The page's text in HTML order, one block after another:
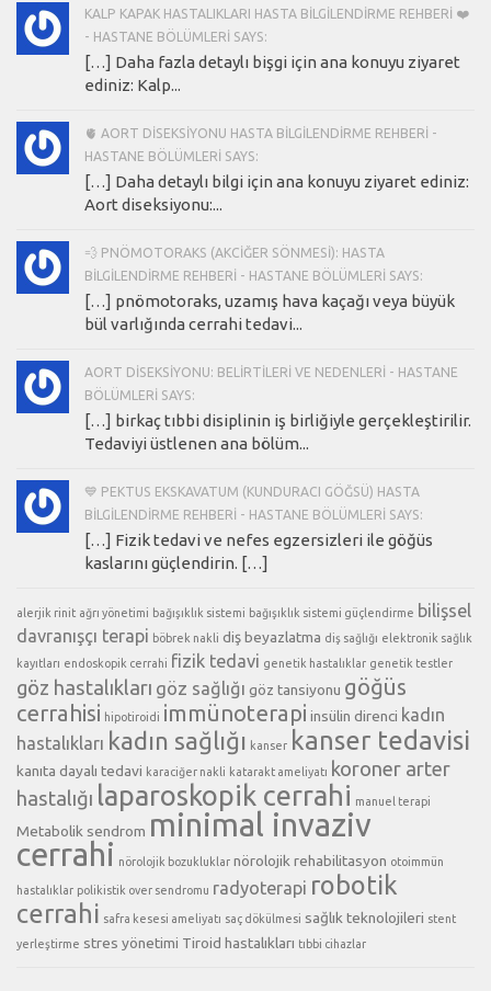
KALP KAPAK HASTALIKLARI HASTA BILGILENDIRME REHBERI ❤️
- HASTANE BÖLÜMLERI SAYS:
[…] Daha fazla detaylı bişgi için ana konuyu ziyaret
ediniz: Kalp...
🫀 AORT DISEKSIYONU HASTA BILGILENDIRME REHBERI -
HASTANE BÖLÜMLERI SAYS:
[…] Daha detaylı bilgi için ana konuyu ziyaret ediniz:
Aort diseksiyonu:...
💨 PNÖMOTORAKS (AKCIĞER SÖNMESI): HASTA
BILGILENDIRME REHBERI - HASTANE BÖLÜMLERI SAYS:
[…] pnömotoraks, uzamış hava kaçağı veya büyük
bül varlığında cerrahi tedavi...
AORT DISEKSIYONU: BELIRTILERI VE NEDENLERI - HASTANE
BÖLÜMLERI SAYS:
[…] birkaç tıbbi disiplinin iş birliğiyle gerçekleştirilir.
Tedaviyi üstlenen ana bölüm...
💙 PEKTUS EKSKAVATUM (KUNDURACI GÖĞSÜ) HASTA
BILGILENDIRME REHBERI - HASTANE BÖLÜMLERI SAYS:
[…] Fizik tedavi ve nefes egzersizleri ile göğüs
kaslarını güçlendirin. […]
alerjik rinit ağrı yönetimi bağışıklık sistemi bağışıklık sistemi güçlendirme bilişsel
davranışçı terapi böbrek nakli diş beyazlatma diş sağlığı elektronik sağlık
kayıtları endoskopik cerrahi fizik tedavi genetik hastalıklar genetik testler
göz hastalıkları göz sağlığı göz tansiyonu göğüs
cerrahisi hipotiroidi immünoterapi insülin direnci kadın
hastalıkları kadın sağlığı kanser kanser tedavisi
kanıta dayalı tedavi karaciğer nakli katarakt ameliyatı koroner arter
hastalığı laparoskopik cerrahi manuel terapi
Metabolik sendrom minimal invaziv
cerrahi nörolojik bozukluklar nörolojik rehabilitasyon otoimmün
hastalıklar polikistik over sendromu radyoterapi robotik
cerrahi safra kesesi ameliyatı saç dökülmesi sağlık teknolojileri stent
yerleştirme stres yönetimi Tiroid hastalıkları tıbbi cihazlar